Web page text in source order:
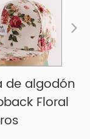
de algodón
Floral